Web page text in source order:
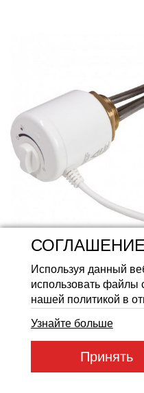
ТЕН RS-R
СОГЛАШЕНИЕ
Используя данный
использовать файлы
нашей политикой в
Узнайте больше
Принять